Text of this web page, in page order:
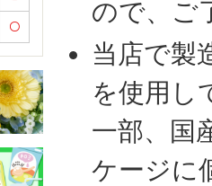
〇
ので、ご
当店で製
を使用し
一部、国
ケージに